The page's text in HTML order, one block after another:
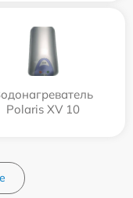
Polaris XV 10